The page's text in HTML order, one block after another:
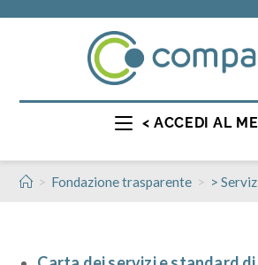
< ACCEDI AL
> Fondazione trasparente > >